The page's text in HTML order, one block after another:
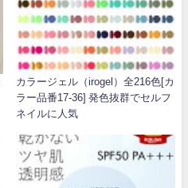
カラージェル（irogel）全216色[カ
ラー品番17-36] 発色抜群でセルフ
ネイルに人気